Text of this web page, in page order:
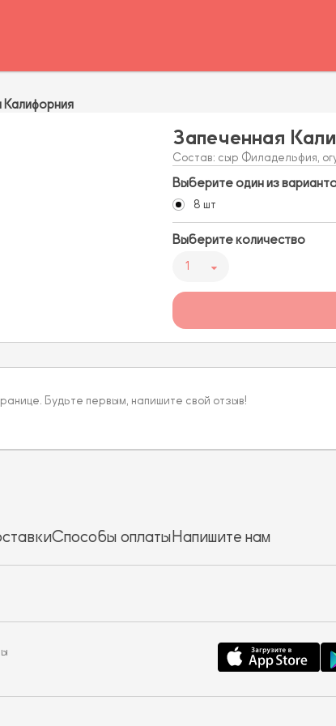
Калифорния
Запеченная
Состав: сыр Филадельфия,
Выберите один из
8 шт
Выберите количество
1
Будьте первым, напишите свой отзыв!
Способы оплатыНапишите нам